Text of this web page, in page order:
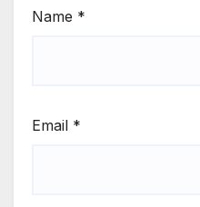
Name *
Email *